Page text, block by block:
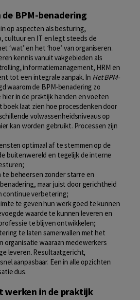
BPM-benadering
op aspecten als besturing,
cultuur en IT en legt steeds de
‘wat’ en het ‘hoe’ van organiseren.
kennis vanuit vakgebieden als
informatiemanagement, HRM en
tot een integrale aanpak. In Het BPM-
waarom de BPM-benadering zo
hier in de praktijk handen en voeten
boek laat zien hoe procesdenken door
volwassenheidsniveaus op
kan worden gebruikt. Processen zijn
optimaal af te stemmen op de
buitenwereld en tegelijk de interne
te beheersen zonder starre en
maar juist door gerichtheid
continue verbetering;
te geven hun werk goed te kunnen
waarde te kunnen leveren en
te blijven ontwikkelen;
te laten samenvallen met het
organisatie waaraan medewerkers
leveren. Resultaatgericht,
aanpasbaar. Een in alle opzichten
dus.
werken in de praktijk